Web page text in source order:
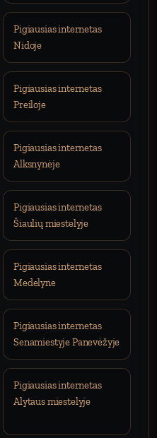
Pigiausias internetas
Nidoje
Pigiausias internetas
Preiloje
Pigiausias internetas
Alksnynėje
Pigiausias internetas
Šiaulių miestelyje
Pigiausias internetas
Medelyne
Pigiausias internetas
Senamiestyje Panevėžyje
Pigiausias internetas
Alytaus miestelyje